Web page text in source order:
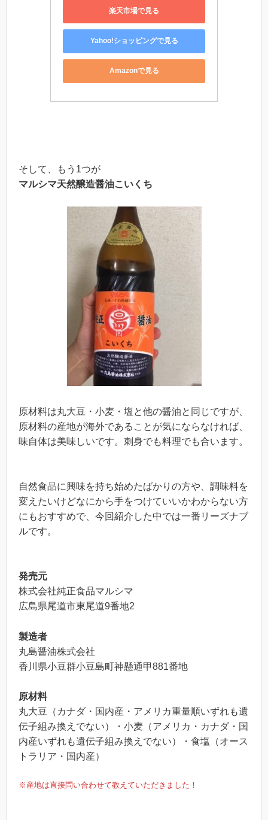
楽天市場で見る
Yahoo!ショッピングで見る
Amazonで見る
そして、もう1つが
マルシマ天然醸造醤油こいくち
原材料は丸大豆・小麦・塩と他の醤油と同じですが、
原材料の産地が海外であることが気にならなければ、
味自体は美味しいです。刺身でも料理でも合います。
自然食品に興味を持ち始めたばかりの方や、調味料を
変えたいけどなにから手をつけていいかわからない方
にもおすすめで、今回紹介した中では一番リーズナブ
ルです。
発売元
株式会社純正食品マルシマ
広島県尾道市東尾道9番地2
製造者
丸島醤油株式会社
香川県小豆群小豆島町神懸通甲881番地
原材料
丸大豆（カナダ・国内産・アメリカ重量順いずれも遺
伝子組み換えでない）・小麦（アメリカ・カナダ・国
内産いずれも遺伝子組み換えでない）・食塩（オース
トラリア・国内産）
※産地は直接問い合わせて教えていただきました！